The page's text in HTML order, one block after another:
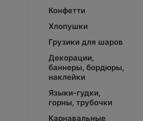
Конфетти
Хлопушки
Грузики для шаров
Декорации,
баннеры, бордюры,
наклейки
Языки-гудки,
горны, трубочки
Карнавальные